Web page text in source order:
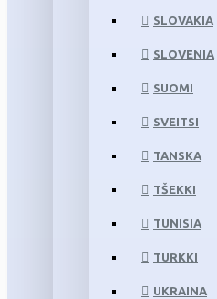
SLOVAKIA
SLOVENIA
SUOMI
SVEITSI
TANSKA
TŠEKKI
TUNISIA
TURKKI
UKRAINA